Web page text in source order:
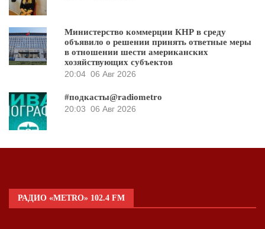
Министерство коммерции КНР в среду
объявило о решении принять ответные меры
в отношении шести американских
хозяйствующих субъектов
20:04 06 Авг 2026
#подкасты@radiometro
20:03 06 Авг 2026
РАДИО «METRO» 102.4 FM